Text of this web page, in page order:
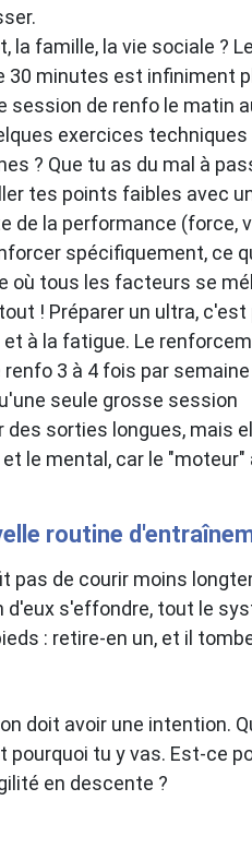
la famille, la vie sociale ?
30 minutes est infiniment
session de renfo le matin
exercices techniques
? Que tu as du mal à
tes points faibles avec
de la performance (force,
spécifiquement, ce
où tous les facteurs se
! Préparer un ultra, c'est
à la fatigue. Le
3 à 4 fois par
seule grosse session
des sorties longues, mais
le mental, car le "moteur"
routine
pas de courir moins
s'effondre, tout le
: retire-en un, et il
doit avoir une intention.
tu y vas. Est-ce
en descente ?